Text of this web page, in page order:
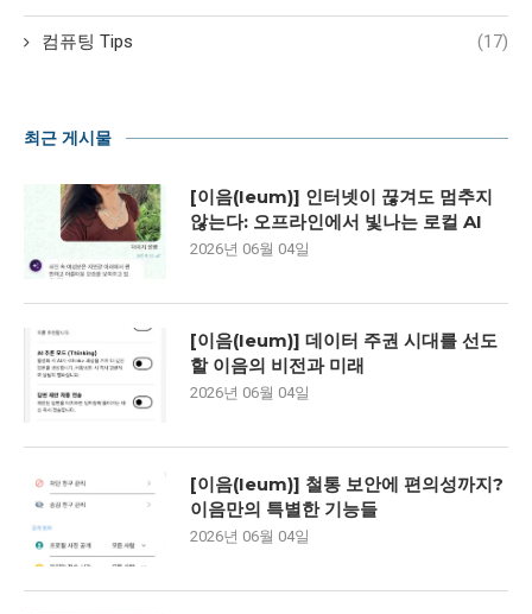
컴퓨팅 Tips (17)
최근 게시물
[이음(Ieum)] 인터넷이 끊겨도 멈추지
않는다: 오프라인에서 빛나는 로컬 AI
2026년 06월 04일
[이음(Ieum)] 데이터 주권 시대를 선도
할 이음의 비전과 미래
2026년 06월 04일
[이음(Ieum)] 철통 보안에 편의성까지?
이음만의 특별한 기능들
2026년 06월 04일